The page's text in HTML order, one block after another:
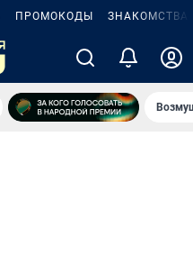
ПРОМОКОДЫ ЗНАКОМСТВА